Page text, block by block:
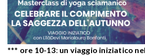
*** ore 10-13: un viaggio iniziatico